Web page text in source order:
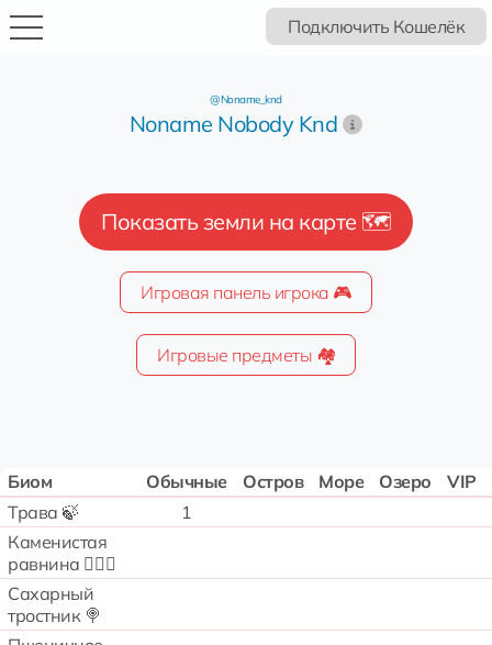
Подключить Кошелёк
Noname Nobody Knd
@Noname_knd
Показать земли на карте 🗺️
Игровая панель игрока 🎮
Игровые предметы 🏘️
Биом Обычные Остров Море Озеро
VIP
Трава 🍃
1
Каменистая
равнина 🧗🏻‍♂️
Сахарный
тростник 🍭